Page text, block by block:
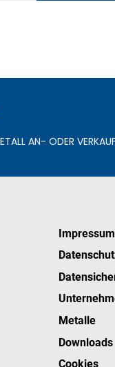
AN- ODER
Impressum
Metalle
Downloads
Cookies